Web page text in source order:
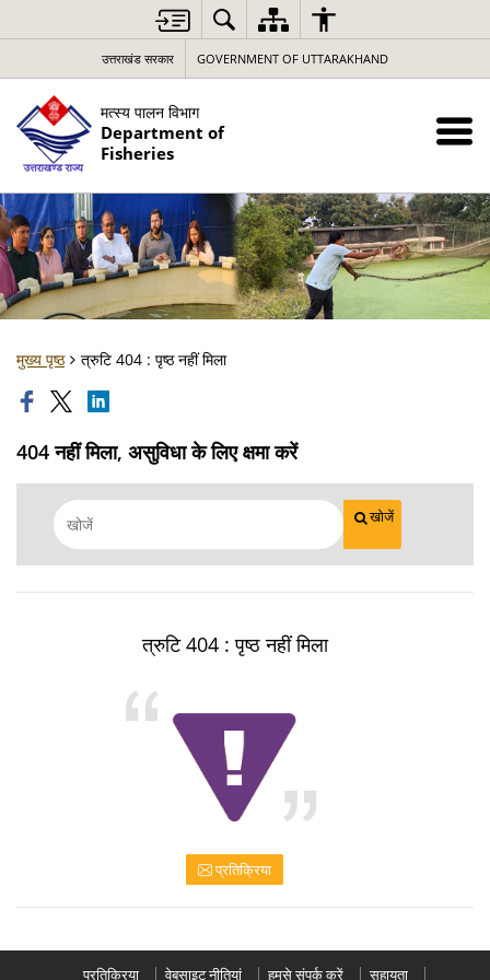
उत्तराखंड सरकार GOVERNMENT OF UTTARAKHAND
मत्स्य पालन विभाग
Department of
Fisheries
मुख्य पृष्ठ त्रुटि 404 : पृष्ठ नहीं मिला
404 नहीं मिला, असुविधा के लिए क्षमा करें
खोजें
त्रुटि 404 : पृष्ठ नहीं मिला
प्रतिक्रिया
प्रतिक्रिया वेबसाइट नीतियां हमसे संपर्क करें सहायता